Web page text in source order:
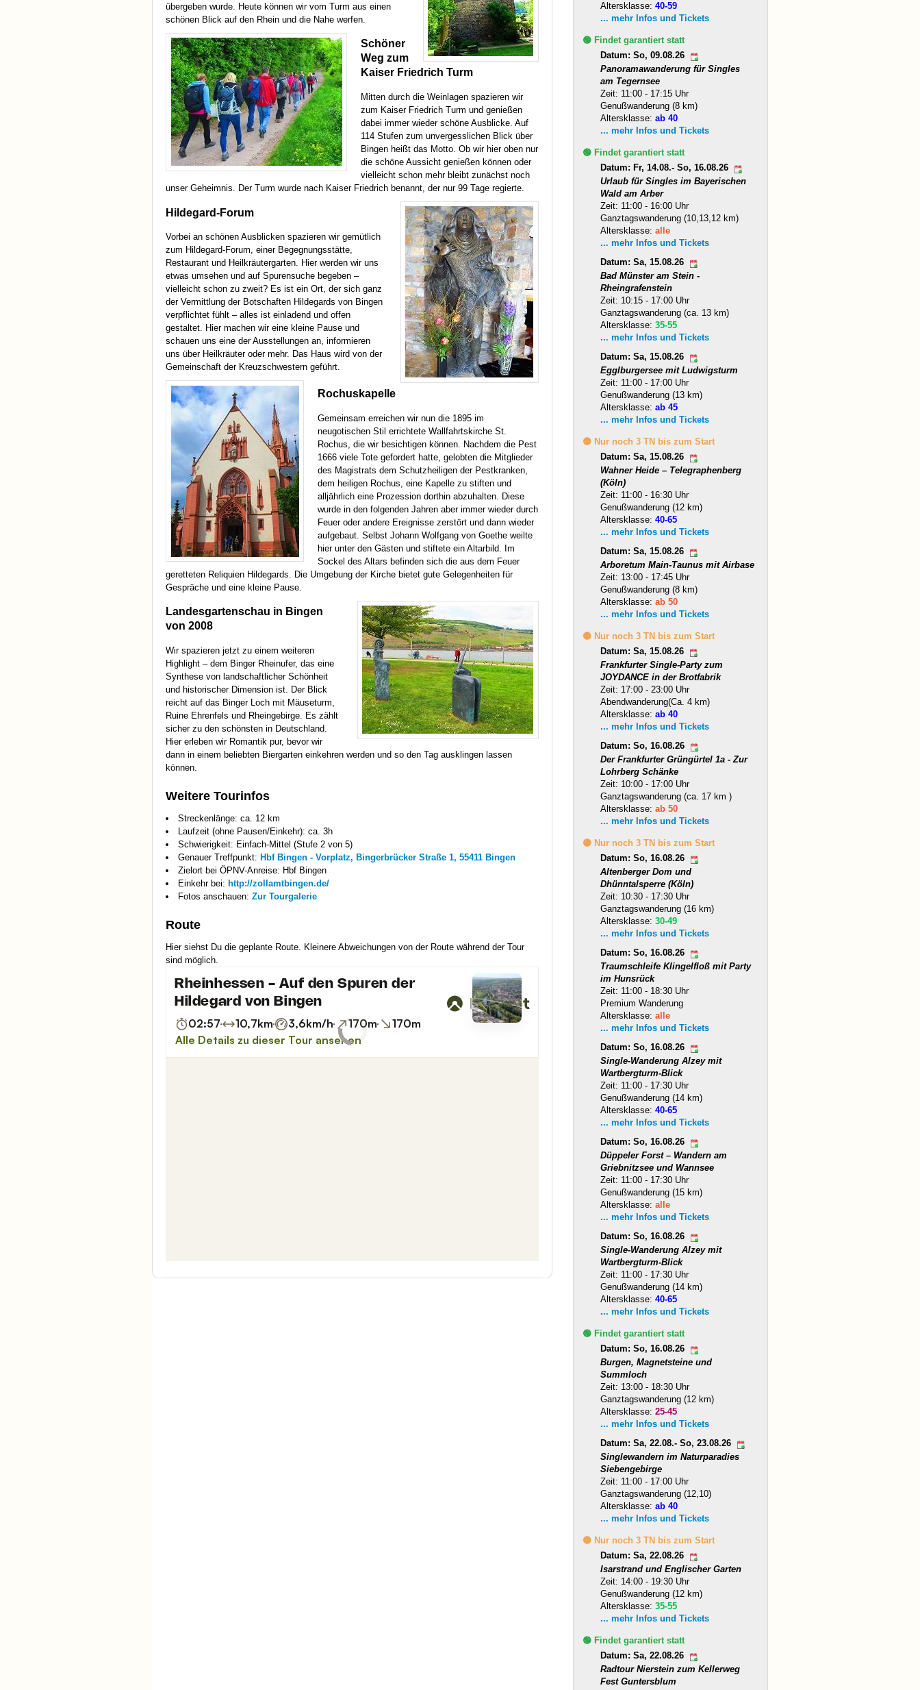
übergeben wurde. Heute können wir vom Turm aus einen
schönen Blick auf den Rhein und die Nahe werfen.
Schöner
Weg zum
Kaiser Friedrich Turm
Mitten durch die Weinlagen spazieren wir
zum Kaiser Friedrich Turm und genießen
dabei immer wieder schöne Ausblicke. Auf
114 Stufen zum unvergesslichen Blick über
Bingen heißt das Motto. Ob wir hier oben nur
die schöne Aussicht genießen können oder
vielleicht schon mehr bleibt zunächst noch
unser Geheimnis. Der Turm wurde nach Kaiser Friedrich benannt, der nur 99 Tage regierte.
Hildegard-Forum
Vorbei an schönen Ausblicken spazieren wir gemütlich
zum Hildegard-Forum, einer Begegnungsstätte,
Restaurant und Heilkräutergarten. Hier werden wir uns
etwas umsehen und auf Spurensuche begeben –
vielleicht schon zu zweit? Es ist ein Ort, der sich ganz
der Vermittlung der Botschaften Hildegards von Bingen
verpflichtet fühlt – alles ist einladend und offen
gestaltet. Hier machen wir eine kleine Pause und
schauen uns eine der Ausstellungen an, informieren
uns über Heilkräuter oder mehr. Das Haus wird von der
Gemeinschaft der Kreuzschwestern geführt.
Rochuskapelle
Gemeinsam erreichen wir nun die 1895 im
neugotischen Stil errichtete Wallfahrtskirche St.
Rochus, die wir besichtigen können. Nachdem die Pest
1666 viele Tote gefordert hatte, gelobten die Mitglieder
des Magistrats dem Schutzheiligen der Pestkranken,
dem heiligen Rochus, eine Kapelle zu stiften und
alljährlich eine Prozession dorthin abzuhalten. Diese
wurde in den folgenden Jahren aber immer wieder durch
Feuer oder andere Ereignisse zerstört und dann wieder
aufgebaut. Selbst Johann Wolfgang von Goethe weilte
hier unter den Gästen und stiftete ein Altarbild. Im
Sockel des Altars befinden sich die aus dem Feuer
geretteten Reliquien Hildegards. Die Umgebung der Kirche bietet gute Gelegenheiten für
Gespräche und eine kleine Pause.
Landesgartenschau in Bingen
von 2008
Wir spazieren jetzt zu einem weiteren
Highlight – dem Binger Rheinufer, das eine
Synthese von landschaftlicher Schönheit
und historischer Dimension ist. Der Blick
reicht auf das Binger Loch mit Mäuseturm,
Ruine Ehrenfels und Rheingebirge. Es zählt
sicher zu den schönsten in Deutschland.
Hier erleben wir Romantik pur, bevor wir
dann in einem beliebten Biergarten einkehren werden und so den Tag ausklingen lassen
können.
Weitere Tourinfos
Streckenlänge: ca. 12 km
Laufzeit (ohne Pausen/Einkehr): ca. 3h
Schwierigkeit: Einfach-Mittel (Stufe 2 von 5)
Genauer Treffpunkt: Hbf Bingen - Vorplatz, Bingerbrücker Straße 1, 55411 Bingen
Zielort bei ÖPNV-Anreise: Hbf Bingen
Einkehr bei: http://zollamtbingen.de/
Fotos anschauen: Zur Tourgalerie
Route
Hier siehst Du die geplante Route. Kleinere Abweichungen von der Route während der Tour
sind möglich.
Altersklasse:40-59
... mehr Infos und Tickets
🟢 Findet garantiert statt
Datum: So, 09.08.26
Panoramawanderung für Singles
am Tegernsee
Zeit: 11:00 - 17:15 Uhr
Genußwanderung (8 km)
Altersklasse:ab 40
... mehr Infos und Tickets
🟢 Findet garantiert statt
Datum: Fr, 14.08.- So, 16.08.26
Urlaub für Singles im Bayerischen
Wald am Arber
Zeit: 11:00 - 16:00 Uhr
Ganztagswanderung (10,13,12 km)
Altersklasse:alle
... mehr Infos und Tickets
Datum: Sa, 15.08.26
Bad Münster am Stein -
Rheingrafenstein
Zeit: 10:15 - 17:00 Uhr
Ganztagswanderung (ca. 13 km)
Altersklasse:35-55
... mehr Infos und Tickets
Datum: Sa, 15.08.26
Egglburgersee mit Ludwigsturm
Zeit: 11:00 - 17:00 Uhr
Genußwanderung (13 km)
Altersklasse:ab 45
... mehr Infos und Tickets
🟡 Nur noch 3 TN bis zum Start
Datum: Sa, 15.08.26
Wahner Heide – Telegraphenberg
(Köln)
Zeit: 11:00 - 16:30 Uhr
Genußwanderung (12 km)
Altersklasse:40-65
... mehr Infos und Tickets
Datum: Sa, 15.08.26
Arboretum Main-Taunus mit Airbase
Zeit: 13:00 - 17:45 Uhr
Genußwanderung (8 km)
Altersklasse:ab 50
... mehr Infos und Tickets
🟡 Nur noch 3 TN bis zum Start
Datum: Sa, 15.08.26
Frankfurter Single-Party zum
JOYDANCE in der Brotfabrik
Zeit: 17:00 - 23:00 Uhr
Abendwanderung(Ca. 4 km)
Altersklasse:ab 40
... mehr Infos und Tickets
Datum: So, 16.08.26
Der Frankfurter Grüngürtel 1a - Zur
Lohrberg Schänke
Zeit: 10:00 - 17:00 Uhr
Ganztagswanderung (ca. 17 km )
Altersklasse:ab 50
... mehr Infos und Tickets
🟡 Nur noch 3 TN bis zum Start
Datum: So, 16.08.26
Altenberger Dom und
Dhünntalsperre (Köln)
Zeit: 10:30 - 17:30 Uhr
Ganztagswanderung (16 km)
Altersklasse:30-49
... mehr Infos und Tickets
Datum: So, 16.08.26
Traumschleife Klingelfloß mit Party
im Hunsrück
Zeit: 11:00 - 18:30 Uhr
Premium Wanderung
Altersklasse:alle
... mehr Infos und Tickets
Datum: So, 16.08.26
Single-Wanderung Alzey mit
Wartbergturm-Blick
Zeit: 11:00 - 17:30 Uhr
Genußwanderung (14 km)
Altersklasse:40-65
... mehr Infos und Tickets
Datum: So, 16.08.26
Düppeler Forst – Wandern am
Griebnitzsee und Wannsee
Zeit: 11:00 - 17:30 Uhr
Genußwanderung (15 km)
Altersklasse:alle
... mehr Infos und Tickets
Datum: So, 16.08.26
Single-Wanderung Alzey mit
Wartbergturm-Blick
Zeit: 11:00 - 17:30 Uhr
Genußwanderung (14 km)
Altersklasse:40-65
... mehr Infos und Tickets
🟢 Findet garantiert statt
Datum: So, 16.08.26
Burgen, Magnetsteine und
Summloch
Zeit: 13:00 - 18:30 Uhr
Ganztagswanderung (12 km)
Altersklasse:25-45
... mehr Infos und Tickets
Datum: Sa, 22.08.- So, 23.08.26
Singlewandern im Naturparadies
Siebengebirge
Zeit: 11:00 - 17:00 Uhr
Ganztagswanderung (12,10)
Altersklasse:ab 40
... mehr Infos und Tickets
🟡 Nur noch 3 TN bis zum Start
Datum: Sa, 22.08.26
Isarstrand und Englischer Garten
Zeit: 14:00 - 19:30 Uhr
Genußwanderung (12 km)
Altersklasse:35-55
... mehr Infos und Tickets
🟢 Findet garantiert statt
Datum: Sa, 22.08.26
Radtour Nierstein zum Kellerweg
Fest Guntersblum